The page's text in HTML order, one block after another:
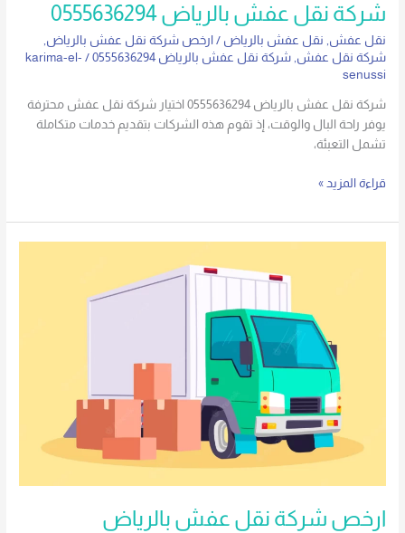
شركة نقل عفش بالرياض 0555636294
نقل عفش نقل عفش بالرياض /ارخص شركة نقل عفش بالرياض
شركة نقل عفش ,شركة نقل عفش بالرياض 0555636294 /
karima-el-
senussi
شركة نقل عفش بالرياض 0555636294 اختيار شركة نقل عفش محترفة
يوفر راحة البال والوقت، إذ تقوم هذه الشركات بتقديم خدمات متكاملة
تشمل التعبئة،
قراءة المزيد »
ارخص شركة نقل عفش بالرياض